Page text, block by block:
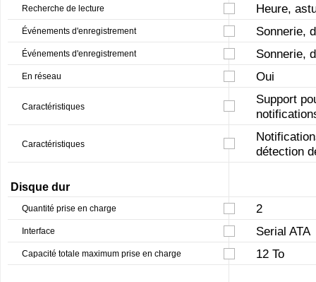
Recherche de lecture Heure,
Événements d'enregistrement Sonnerie,
Événements d'enregistrement Sonnerie,
En réseau Oui
Caractéristiques
Support
Caractéristiques
détection
Disque dur
Quantité prise en charge 2
Interface Serial ATA
Capacité totale maximum prise en charge 12 To